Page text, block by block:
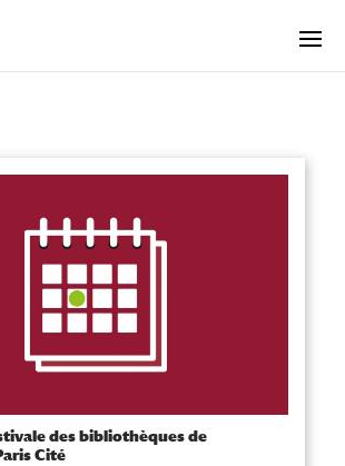
des bibliothèques de
Cité